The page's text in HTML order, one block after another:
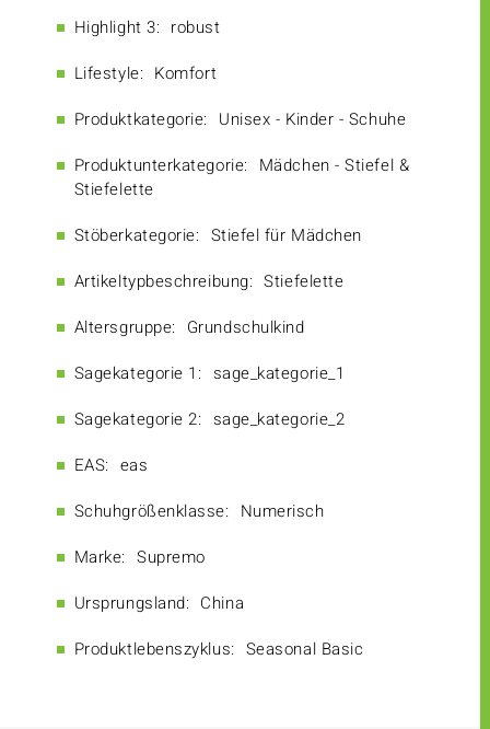
Highlight 3: robust
Lifestyle: Komfort
Produktkategorie: Unisex - Kinder - Schuhe
Produktunterkategorie: Mädchen - Stiefel &
Stiefelette
Stöberkategorie: Stiefel für Mädchen
Artikeltypbeschreibung: Stiefelette
Altersgruppe: Grundschulkind
Sagekategorie 1: sage_kategorie_1
Sagekategorie 2: sage_kategorie_2
EAS: eas
Schuhgrößenklasse: Numerisch
Marke: Supremo
Ursprungsland: China
Produktlebenszyklus: Seasonal Basic